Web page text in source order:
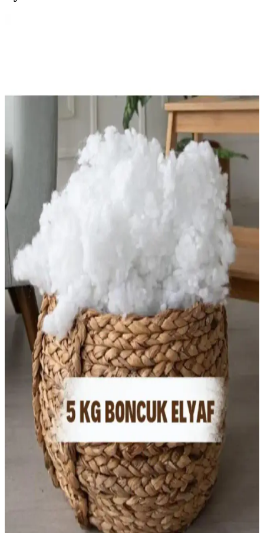
Şık ve Konforlu Yorgan Seçenekleri: Modern Yatak
Odaları İçin Estetik ve Rahat Alternatifler
Yatak odası dekorasyonunda şıklık ve konforu bir arada sunan
yorganlar, malzeme, tasarım ve kullanım alanına göre seçilerek
odanın estetiğine katkı sağlar, rahat uyku ortamı oluşturur.
Yatak Odası İçin En Uygun Yorgan Seçimi ve
Dekorasyon İpuçları
Yatak odası dekorasyonunda yorgan seçimi, malzeme, boyut ve
türlere göre uyum sağlayarak uyku kalitenizi artırır. Doğru seçimle
hem konfor hem de estetik sağlanır.
Yatak Dolgu Malzemeleri Seçenekleri: Hollofil ve
Dacron'un Özellikleri ve Avantajları
Hollofil ve Dacron, polyester bazlı yatak dolgu malzemeleri olup,
hava geçirgenliği, dayanıklılık ve alerji karşıtı özellikleriyle öne
çıkar. Uzun ömürlü ve konforlu uyku için ideal tercihlerdir.
Dört Mevsim Yorgan Seçimi ve Dekorasyonda
Kullanım İpuçları
Modern evlerde vazgeçilmez olan dört mevsim yorganlar, farklı
malzeme ve tasarımlarla her mevsime uygun konfor sağlar,
dekorasyonla uyum içinde kullanılır.
En Kaliteli Yastıklar ile Dekorasyonunuza Şıklık
Katmanın Yolları
En kaliteli yastıklar sayesinde dekorasyonunuza şıklık ve konfor
katın. Doğru malzeme, dolgu ve renk seçimiyle yaşam alanlarınızı
daha sıcak ve estetik hale getirin.
ÇİÇEKCE HOME Boncuk Silikon Elyaf 1 Kg:
Yumuşak ve Pratik Dolgu Malzemesi